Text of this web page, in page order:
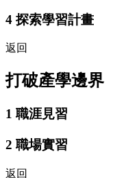
4 探索學習計畫
返回
打破產學邊界
1 職涯見習
2 職場實習
返回